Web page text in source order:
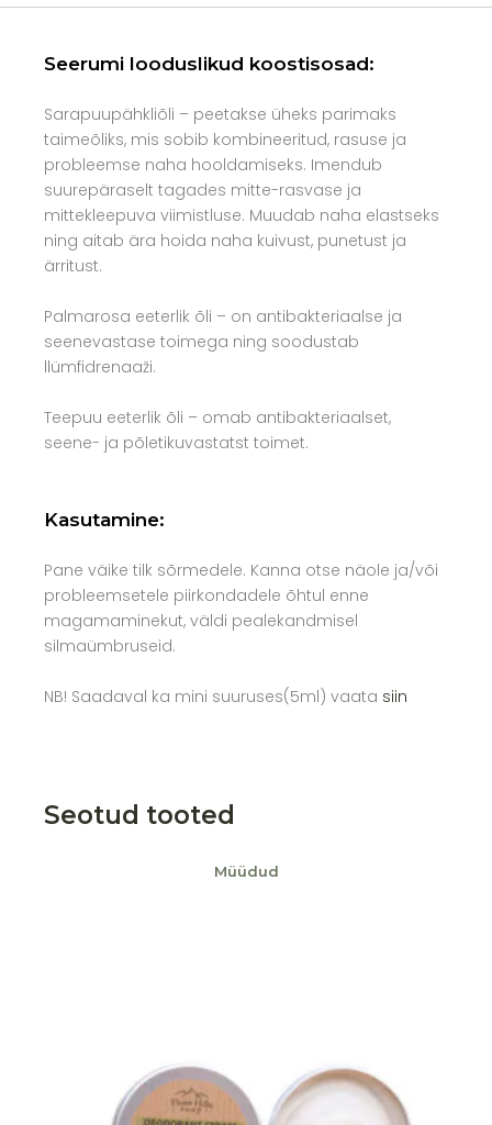
Seerumi looduslikud koostisosad:
Sarapuupähkliõli – peetakse üheks parimaks
taimeõliks, mis sobib kombineeritud, rasuse ja
probleemse naha hooldamiseks. Imendub
suurepäraselt tagades mitte-rasvase ja
mittekleepuva viimistluse. Muudab naha elastseks
ning aitab ära hoida naha kuivust, punetust ja
ärritust.
Palmarosa eeterlik õli – on antibakteriaalse ja
seenevastase toimega ning soodustab
llümfidrenaaži.
Teepuu eeterlik õli – omab antibakteriaalset,
seene- ja põletikuvastatst toimet.
Kasutamine:
Pane väike tilk sõrmedele. Kanna otse näole ja/või
probleemsetele piirkondadele õhtul enne
magamaminekut, väldi pealekandmisel
silmaümbruseid.
NB! Saadaval ka mini suuruses(5ml) vaata siin
Seotud tooted
Müüdud